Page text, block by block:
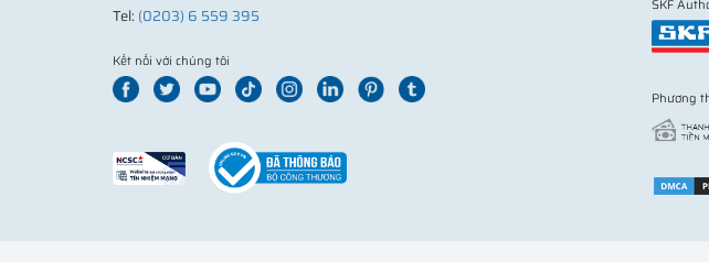
Tel: (0203) 6 559 395
Kết nối với chúng tôi
SKF
Phương